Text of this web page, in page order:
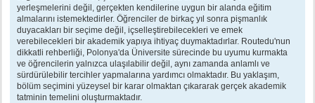
yerleşmelerini değil, gerçekten kendilerine uygun bir alanda eğitim
almalarını istemektedirler. Öğrenciler de birkaç yıl sonra pişmanlık
duyacakları bir seçime değil, içselleştirebilecekleri ve emek
verebilecekleri bir akademik yapıya ihtiyaç duymaktadırlar. Routedu'nun
dikkatli rehberliği, Polonya'da Üniversite sürecinde bu uyumu kurmakta
ve öğrencilerin yalnızca ulaşılabilir değil, aynı zamanda anlamlı ve
sürdürülebilir tercihler yapmalarına yardımcı olmaktadır. Bu yaklaşım,
bölüm seçimini yüzeysel bir karar olmaktan çıkararak gerçek akademik
tatminin temelini oluşturmaktadır.